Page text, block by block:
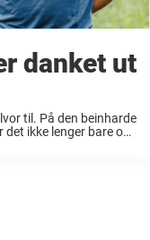
danket ut
til. På den beinharde
ikke lenger bare om